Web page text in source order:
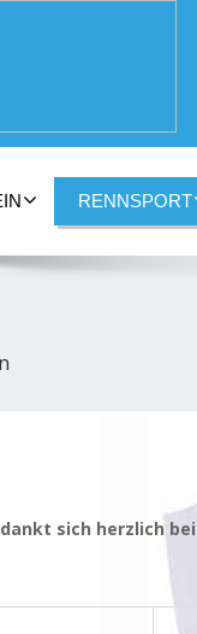
RENNSPORT
sich herzlich